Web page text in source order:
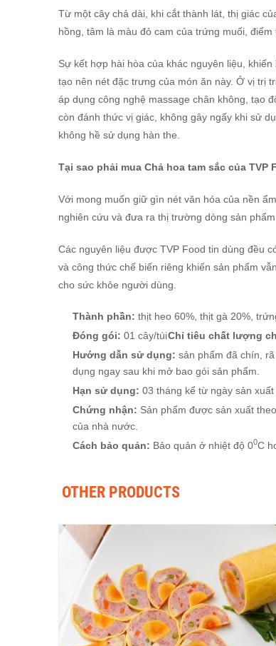
Từ một cây chả dài, khi cắt thành lát, thị giác
hồng, tâm là màu đỏ cam của trứng muối,
Sự kết hợp hài hòa của khác nguyên liệu,
tạo nên nét đặc trưng của món ăn này. Ở vị trị
áp dụng công nghệ massage chân không, tạo
còn đánh thức vị giác, không gây ngấy khi sử
không hề sử dụng hàn the.
Tại sao phải mua Chả hoa tam sắc của TVP
Với mong muốn giữ gìn nét văn hóa của nền
nghiên cứu và đưa ra thị trường dòng sản phẩm
Các nguyên liệu được TVP Food tin dùng đều
và công thức chế biến riêng khiến sản phẩm
cho sức khỏe người dùng.
Thành phần: thịt heo 60%, thịt gà 20%,
Đóng gói: 01 cây/túiChỉ tiêu chất lượng
Hướng dẫn sử dụng: sản phẩm đã chín,
dụng ngay sau khi mở bao gói sản phẩm.
Hạn sử dụng: 03 tháng kể từ ngày sản
Chứng nhận: Sản phẩm được sản xuất
của nhà nước.
Cách bảo quản: Bảo quản ở nhiệt độ 00C
OTHER PRODUCTS